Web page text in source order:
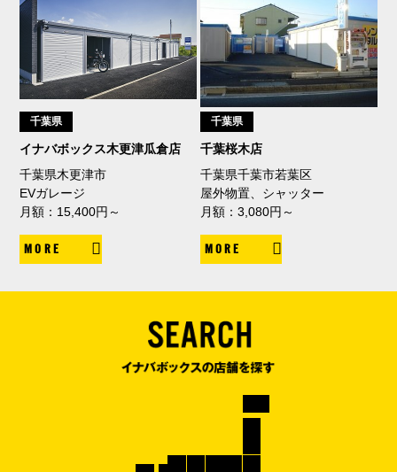
千葉県
イナバボックス木更津瓜倉店
千葉県木更津市
EVガレージ
月額：15,400円～
MORE
千葉県
千葉桜木店
千葉県千葉市若葉区
屋外物置、シャッター
月額：3,080円～
MORE